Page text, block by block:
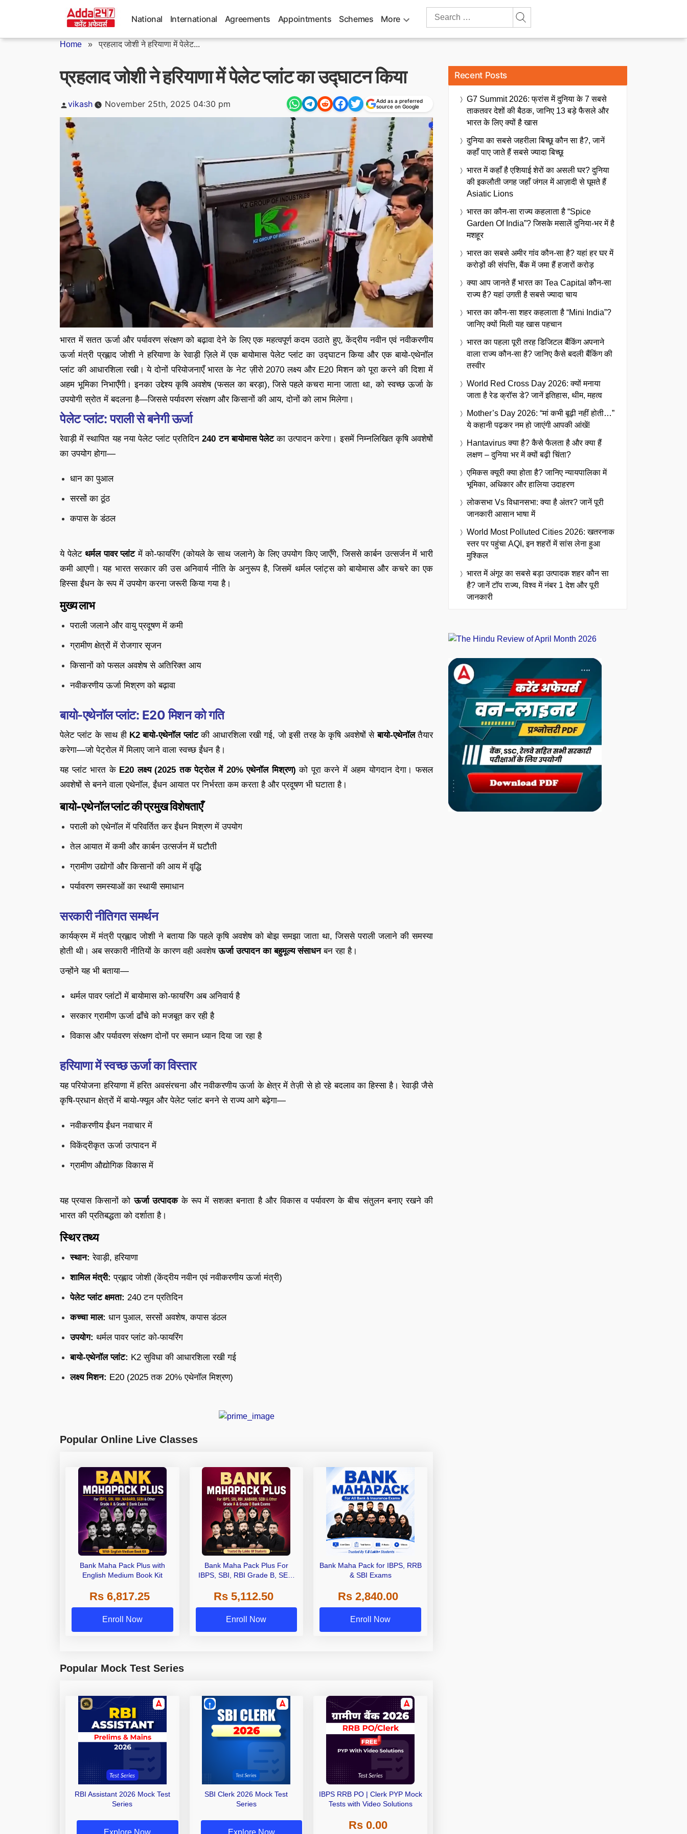
National International Agreements Appointments Schemes More
Search
Home »प्रहलाद जोशी ने हरियाणा में पेलेट...
प्रहलाद जोशी ने हरियाणा में पेलेट प्लांट का उद्घाटन किया
Posted
vikash November 25th, 2025 04:30 pm
Add as a preferred
source on Google
भारत में सतत ऊर्जा और पर्यावरण संरक्षण को बढ़ावा देने के लिए एक महत्वपूर्ण कदम उठाते हुए, केंद्रीय नवीन एवं नवीकरणीय
ऊर्जा मंत्री प्रह्लाद जोशी ने हरियाणा के रेवाड़ी ज़िले में एक बायोमास पेलेट प्लांट का उद्घाटन किया और एक बायो-एथेनॉल
प्लांट की आधारशिला रखी। ये दोनों परियोजनाएँ भारत के नेट ज़ीरो 2070 लक्ष्य और E20 मिशन को पूरा करने की दिशा में
अहम भूमिका निभाएँगी। इनका उद्देश्य कृषि अवशेष (फसल का बरड़ा), जिसे पहले कचरा माना जाता था, को स्वच्छ ऊर्जा के
उपयोगी स्रोत में बदलना है—जिससे पर्यावरण संरक्षण और किसानों की आय, दोनों को लाभ मिलेगा।
पेलेट प्लांट: पराली से बनेगी ऊर्जा
रेवाड़ी में स्थापित यह नया पेलेट प्लांट प्रतिदिन240 टन बायोमास पेलेटका उत्पादन करेगा। इसमें निम्नलिखित कृषि अवशेषों
का उपयोग होगा—
धान का पुआल
सरसों का ठूंठ
कपास के डंठल
ये पेलेटथर्मल पावर प्लांटमें को-फायरिंग (कोयले के साथ जलाने) के लिए उपयोग किए जाएँगे, जिससे कार्बन उत्सर्जन में भारी
कमी आएगी। यह भारत सरकार की उस अनिवार्य नीति के अनुरूप है, जिसमें थर्मल प्लांट्स को बायोमास और कचरे का एक
हिस्सा ईंधन के रूप में उपयोग करना जरूरी किया गया है।
मुख्य लाभ
पराली जलाने और वायु प्रदूषण में कमी
ग्रामीण क्षेत्रों में रोजगार सृजन
किसानों को फसल अवशेष से अतिरिक्त आय
नवीकरणीय ऊर्जा मिश्रण को बढ़ावा
बायो-एथेनॉल प्लांट: E20 मिशन को गति
पेलेट प्लांट के साथ ही K2 बायो-एथेनॉल प्लांटकी आधारशिला रखी गई, जो इसी तरह के कृषि अवशेषों सेबायो-एथेनॉलतैयार
करेगा—जो पेट्रोल में मिलाए जाने वाला स्वच्छ ईंधन है।
यह प्लांट भारत के E20 लक्ष्य (2025 तक पेट्रोल में 20% एथेनॉल मिश्रण) को पूरा करने में अहम योगदान देगा। फसल
अवशेषों से बनने वाला एथेनॉल, ईंधन आयात पर निर्भरता कम करता है और प्रदूषण भी घटाता है।
बायो-एथेनॉल प्लांट की प्रमुख विशेषताएँ
पराली को एथेनॉल में परिवर्तित कर ईंधन मिश्रण में उपयोग
तेल आयात में कमी और कार्बन उत्सर्जन में घटौती
ग्रामीण उद्योगों और किसानों की आय में वृद्धि
पर्यावरण समस्याओं का स्थायी समाधान
सरकारी नीतिगत समर्थन
कार्यक्रम में मंत्री प्रह्लाद जोशी ने बताया कि पहले कृषि अवशेष को बोझ समझा जाता था, जिससे पराली जलाने की समस्या
होती थी। अब सरकारी नीतियों के कारण वही अवशेषऊर्जा उत्पादन का बहुमूल्य संसाधनबन रहा है।
उन्होंने यह भी बताया—
थर्मल पावर प्लांटों में बायोमास को-फायरिंग अब अनिवार्य है
सरकार ग्रामीण ऊर्जा ढाँचे को मजबूत कर रही है
विकास और पर्यावरण संरक्षण दोनों पर समान ध्यान दिया जा रहा है
हरियाणा में स्वच्छ ऊर्जा का विस्तार
यह परियोजना हरियाणा में हरित अवसंरचना और नवीकरणीय ऊर्जा के क्षेत्र में तेज़ी से हो रहे बदलाव का हिस्सा है। रेवाड़ी जैसे
कृषि-प्रधान क्षेत्रों में बायो-फ्यूल और पेलेट प्लांट बनने से राज्य आगे बढ़ेगा—
नवीकरणीय ईंधन नवाचार में
विकेंद्रीकृत ऊर्जा उत्पादन में
ग्रामीण औद्योगिक विकास में
यह प्रयास किसानों कोऊर्जा उत्पादकके रूप में सशक्त बनाता है और विकास व पर्यावरण के बीच संतुलन बनाए रखने की
भारत की प्रतिबद्धता को दर्शाता है।
स्थिर तथ्य
स्थान: रेवाड़ी, हरियाणा
शामिल मंत्री: प्रह्लाद जोशी (केंद्रीय नवीन एवं नवीकरणीय ऊर्जा मंत्री)
पेलेट प्लांट क्षमता: 240 टन प्रतिदिन
कच्चा माल: धान पुआल, सरसों अवशेष, कपास डंठल
उपयोग: थर्मल पावर प्लांट को-फायरिंग
बायो-एथेनॉल प्लांट: K2 सुविधा की आधारशिला रखी गई
लक्ष्य मिशन: E20 (2025 तक 20% एथेनॉल मिश्रण)
Popular Online Live Classes
Bank Maha Pack Plus with
English Medium Book Kit
Rs 6,817.25
Enroll Now
Bank Maha Pack Plus For
IBPS, SBI, RBI Grade B, SEBI
Other Grade A & Grade B Bank
Exams
Rs 5,112.50
Enroll Now
Bank Maha Pack for IBPS, RRB
& SBI Exams
Rs 2,840.00
Enroll Now
Popular Mock Test Series
RBI Assistant 2026 Mock Test
Series
Explore Now
SBI Clerk 2026 Mock Test
Series
Explore Now
IBPS RRB PO | Clerk PYP Mock
Tests with Video Solutions
Rs 0.00
Recent Posts
G7 Summit 2026: फ्रांस में दुनिया के 7 सबसे
ताकतवर देशों की बैठक, जानिए 13 बड़े फैसले और
भारत के लिए क्यों है खास
दुनिया का सबसे जहरीला बिच्छू कौन सा है?, जानें
कहाँ पाए जाते हैं सबसे ज्यादा बिच्छू
भारत में कहाँ है एशियाई शेरों का असली घर? दुनिया
की इकलौती जगह जहाँ जंगल में आज़ादी से घूमते हैं
Asiatic Lions
भारत का कौन-सा राज्य कहलाता है “Spice
Garden Of India”? जिसके मसालें दुनिया-भर में है
मशहूर
भारत का सबसे अमीर गांव कौन-सा है? यहां हर घर में
करोड़ों की संपत्ति, बैंक में जमा हैं हजारों करोड़
क्या आप जानते हैं भारत का Tea Capital कौन-सा
राज्य है? यहां उगती है सबसे ज्यादा चाय
भारत का कौन-सा शहर कहलाता है “Mini India”?
जानिए क्यों मिली यह खास पहचान
भारत का पहला पूरी तरह डिजिटल बैंकिंग अपनाने
वाला राज्य कौन-सा है? जानिए कैसे बदली बैंकिंग की
तस्वीर
World Red Cross Day 2026: क्यों मनाया
जाता है रेड क्रॉस डे? जानें इतिहास, थीम, महत्व
Mother’s Day 2026: “मां कभी बूढ़ी नहीं होती…”
ये कहानी पढ़कर नम हो जाएंगी आपकी आंखें!
Hantavirus क्या है? कैसे फैलता है और क्या हैं
लक्षण – दुनिया भर में क्यों बढ़ी चिंता?
एमिकस क्यूरी क्या होता है? जानिए न्यायपालिका में
भूमिका, अधिकार और हालिया उदाहरण
लोकसभा Vs विधानसभा: क्या है अंतर? जानें पूरी
जानकारी आसान भाषा में
World Most Polluted Cities 2026: खतरनाक
स्तर पर पहुंचा AQI, इन शहरों में सांस लेना हुआ
मुश्किल
भारत में अंगूर का सबसे बड़ा उत्पादक शहर कौन सा
है? जानें टॉप राज्य, विश्व में नंबर 1 देश और पूरी
जानकारी